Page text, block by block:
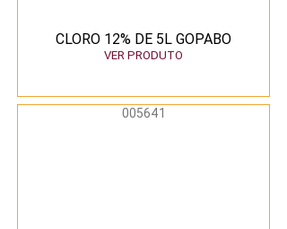
CLORO 12% DE 5L GOPABO
VER PRODUTO
005641